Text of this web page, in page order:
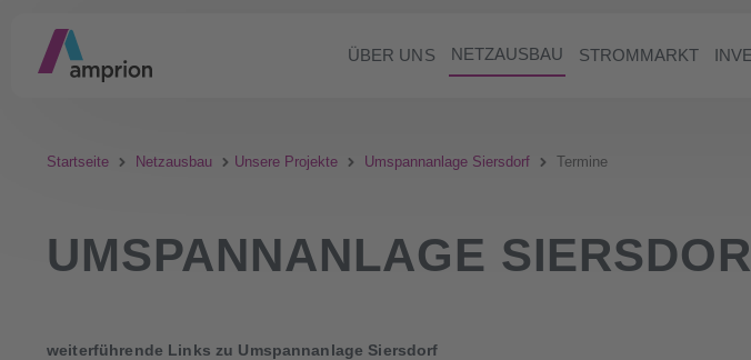
ÜBER UNS NETZAUSBAU STROMMARKT
Startseite Netzausbau Unsere Projekte Umspannanlage Siersdorf Termine
UMSPANNANLAGE
weiterführende Links zu Umspannanlage Siersdorf